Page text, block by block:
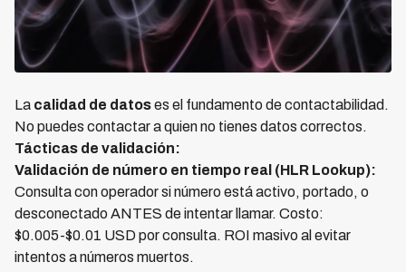
La calidad de datoses el fundamento de contactabilidad.
No puedes contactar a quien no tienes datos correctos.
Tácticas de validación:
Validación de número en tiempo real (HLR Lookup):
Consulta con operador si número está activo, portado, o
desconectado ANTES de intentar llamar. Costo:
$0.005-$0.01 USD por consulta. ROI masivo al evitar
intentos a números muertos.